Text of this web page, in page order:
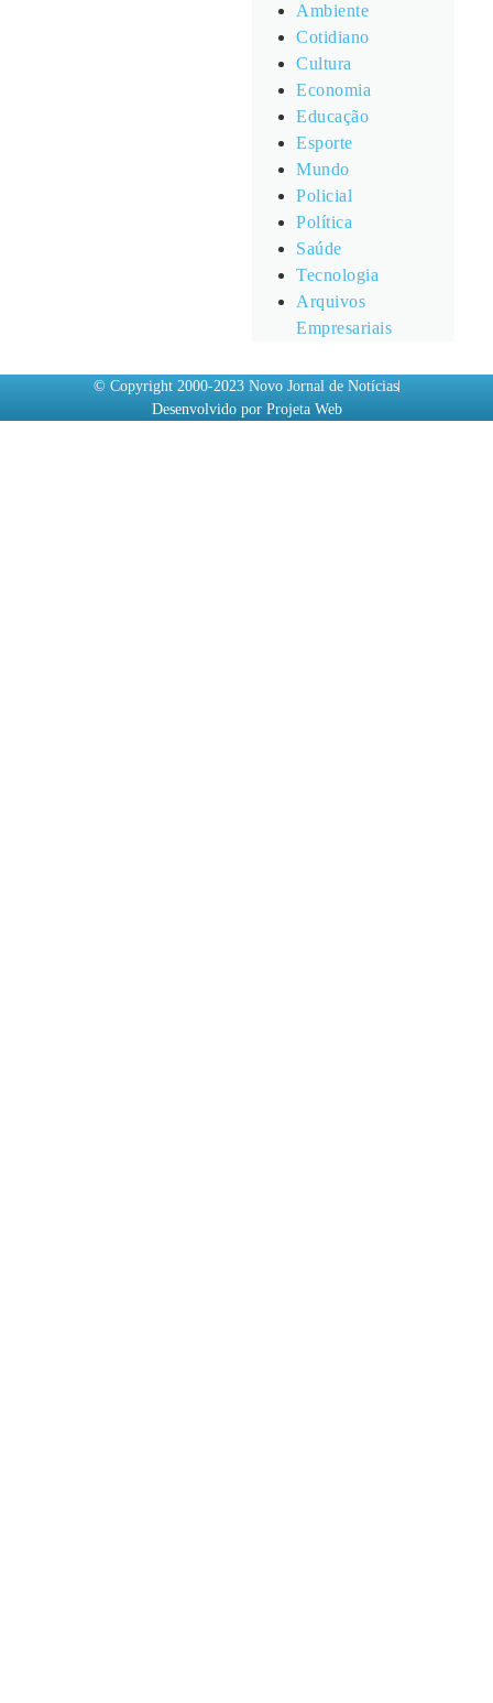
Ambiente
Cotidiano
Cultura
Economia
Educação
Esporte
Mundo
Policial
Política
Saúde
Tecnologia
Arquivos
Empresariais
© Copyright 2000-2023 Novo Jornal de Notícias
Desenvolvido por Projeta Web